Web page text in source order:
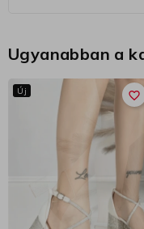
Ugyanabban a
favorite_border
Új